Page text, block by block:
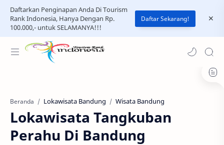
Daftarkan Penginapan Anda Di Tourism
Rank Indonesia, Hanya Dengan Rp.
100.000,- untuk SELAMANYA!!!
Daftar Sekarang!
Beranda Lokawisata Bandung Wisata Bandung
Lokawisata Tangkuban
Perahu Di Bandung